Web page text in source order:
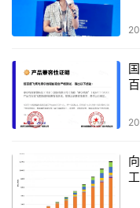
3.覆盖层面：统一
4.合规层面：双部
适配金融、跨境电商
下，
云测的全球
试为核心，打通跨地